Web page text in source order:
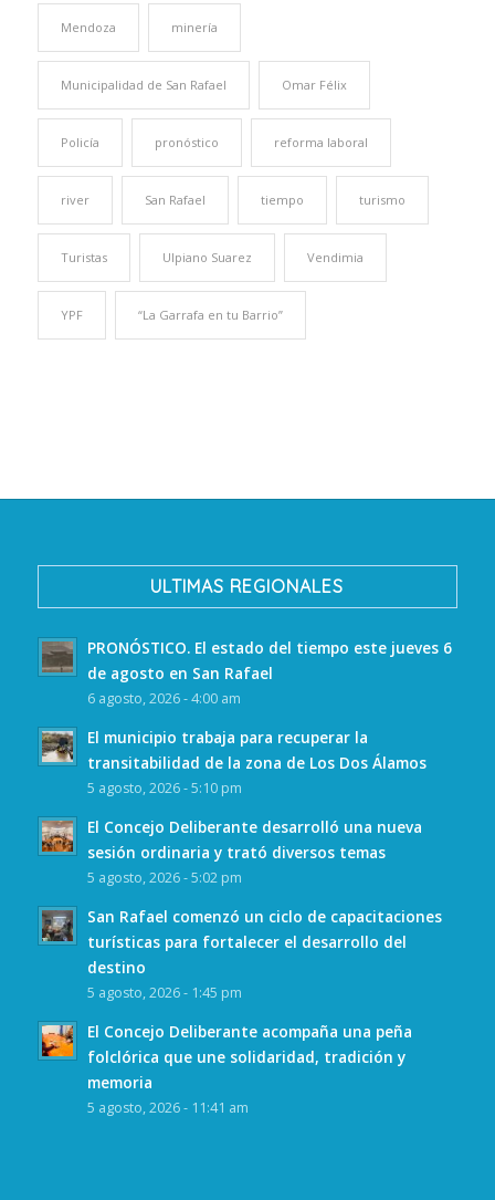
Mendoza minería
Municipalidad de San Rafael Omar Félix
Policía pronóstico reforma laboral
river San Rafael tiempo turismo
Turistas Ulpiano Suarez Vendimia
YPF “La Garrafa en tu Barrio”
ULTIMAS REGIONALES
PRONÓSTICO. El estado del tiempo este jueves 6
de agosto en San Rafael
6 agosto, 2026 - 4:00 am
El municipio trabaja para recuperar la
transitabilidad de la zona de Los Dos Álamos
5 agosto, 2026 - 5:10 pm
El Concejo Deliberante desarrolló una nueva
sesión ordinaria y trató diversos temas
5 agosto, 2026 - 5:02 pm
San Rafael comenzó un ciclo de capacitaciones
turísticas para fortalecer el desarrollo del
destino
5 agosto, 2026 - 1:45 pm
El Concejo Deliberante acompaña una peña
folclórica que une solidaridad, tradición y
memoria
5 agosto, 2026 - 11:41 am